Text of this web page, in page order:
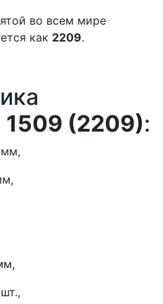
во всем мире
как 2209.
(2209):
мм,